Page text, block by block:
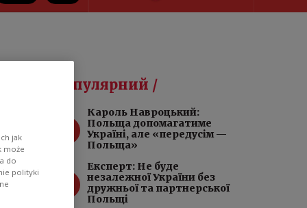
БЕЛАРУСКАЯ
DEUTSCH
Популярний /
Кароль Навроцький:
Польща допомагатиме
Україні, але «передусім —
Польща»
Експерт: Не буде
незалежної України без
дружньої та партнерської
Польщі
jak
może
do
polityki